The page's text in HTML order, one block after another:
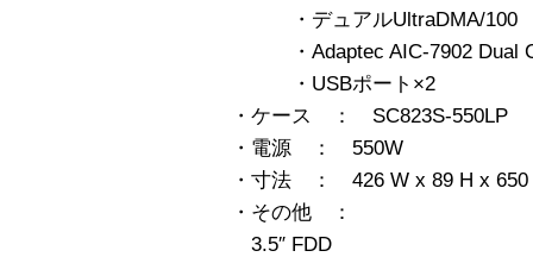
・デュアルUltraDMA/100
・Adaptec AIC-7902 Dual
・USBポート×2
・ケース ： SC823S-550LP
・電源 ： 550W
・寸法 ： 426 W x 89 H x 650
・その他 ：
3.5″ FDD